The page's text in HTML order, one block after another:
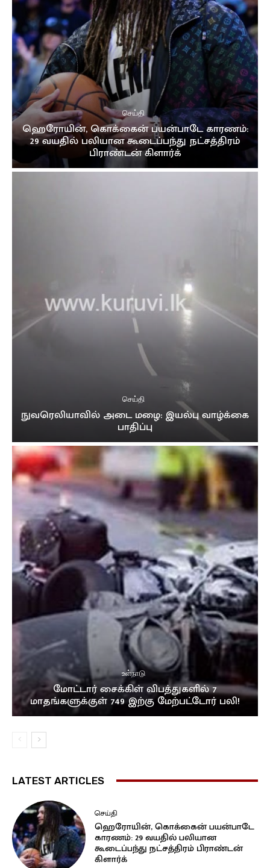
இலங்கை வந்த இளவரசிக்கு ஜனாதிபதி மாளிகையில்
வரவேற்பு
02:16
நான் மருத்துவராக வேண்டும்! ஊடகங்களிடம் மனம்
திறந்த கில்மிசா..
03:39
முத்து சப்பரத்தில் இசைக்குயில்....! மேளதாளத்துடன்
கோலாகல வரவேற்பு..!!
03:05
செய்தி
ஹெரோயின், கொக்கைன் பயன்பாடே காரணம்:
29 வயதில் பலியான கூடைப்பந்து நட்சத்திரம்
பிராண்டன் கிளார்க்
செய்தி
நுவரெலியாவில் அடை மழை: இயல்பு வாழ்க்கை
பாதிப்பு
உள்நாடு
மோட்டார் சைக்கிள் விபத்துகளில் 7
மாதங்களுக்குள் 749 இற்கு மேற்பட்டோர் பலி!
LATEST ARTICLES
செய்தி
ஹெரோயின், கொக்கைன் பயன்பாடே
காரணம்: 29 வயதில் பலியான
கூடைப்பந்து நட்சத்திரம் பிராண்டன்
கிளார்க்